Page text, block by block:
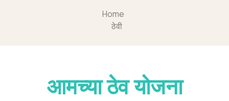
Home
ठेवी
आमच्या ठेव योजना